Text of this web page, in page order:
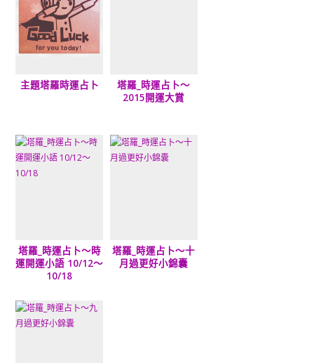
主題塔羅時運占卜
塔羅_時運占卜～
2015開運大賞
塔羅_時運占卜～時
運開運小語 10/12～
10/18
塔羅_時運占卜～十
月過更好小錦囊